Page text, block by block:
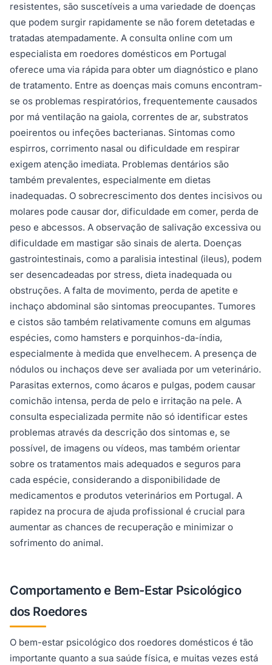
resistentes, são suscetíveis a uma variedade de doenças
que podem surgir rapidamente se não forem detetadas e
tratadas atempadamente. A consulta online com um
especialista em roedores domésticos em Portugal
oferece uma via rápida para obter um diagnóstico e plano
de tratamento. Entre as doenças mais comuns encontram-
se os problemas respiratórios, frequentemente causados
por má ventilação na gaiola, correntes de ar, substratos
poeirentos ou infeções bacterianas. Sintomas como
espirros, corrimento nasal ou dificuldade em respirar
exigem atenção imediata. Problemas dentários são
também prevalentes, especialmente em dietas
inadequadas. O sobrecrescimento dos dentes incisivos ou
molares pode causar dor, dificuldade em comer, perda de
peso e abcessos. A observação de salivação excessiva ou
dificuldade em mastigar são sinais de alerta. Doenças
gastrointestinais, como a paralisia intestinal (ileus), podem
ser desencadeadas por stress, dieta inadequada ou
obstruções. A falta de movimento, perda de apetite e
inchaço abdominal são sintomas preocupantes. Tumores
e cistos são também relativamente comuns em algumas
espécies, como hamsters e porquinhos-da-índia,
especialmente à medida que envelhecem. A presença de
nódulos ou inchaços deve ser avaliada por um veterinário.
Parasitas externos, como ácaros e pulgas, podem causar
comichão intensa, perda de pelo e irritação na pele. A
consulta especializada permite não só identificar estes
problemas através da descrição dos sintomas e, se
possível, de imagens ou vídeos, mas também orientar
sobre os tratamentos mais adequados e seguros para
cada espécie, considerando a disponibilidade de
medicamentos e produtos veterinários em Portugal. A
rapidez na procura de ajuda profissional é crucial para
aumentar as chances de recuperação e minimizar o
sofrimento do animal.
Comportamento e Bem-Estar Psicológico
dos Roedores
O bem-estar psicológico dos roedores domésticos é tão
importante quanto a sua saúde física, e muitas vezes está